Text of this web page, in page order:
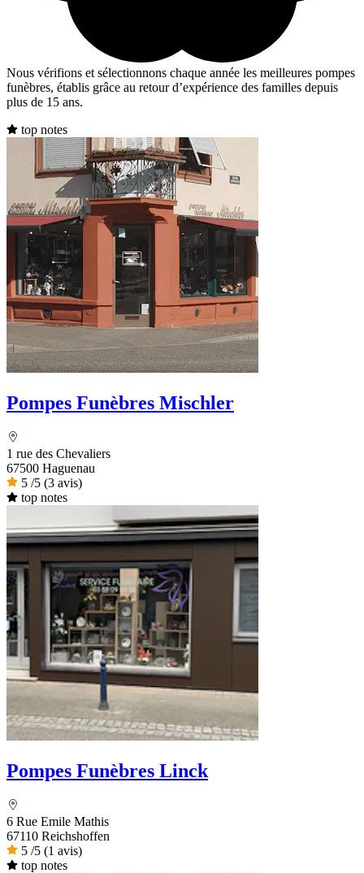
Nous vérifions et sélectionnons chaque année les meilleures pompes
funèbres, établis grâce au retour d’expérience des familles depuis
plus de 15 ans.
top notes
Pompes Funèbres Mischler
1 rue des Chevaliers
67500 Haguenau
5 /5 (3 avis)
top notes
Pompes Funèbres Linck
6 Rue Emile Mathis
67110 Reichshoffen
5 /5 (1 avis)
top notes